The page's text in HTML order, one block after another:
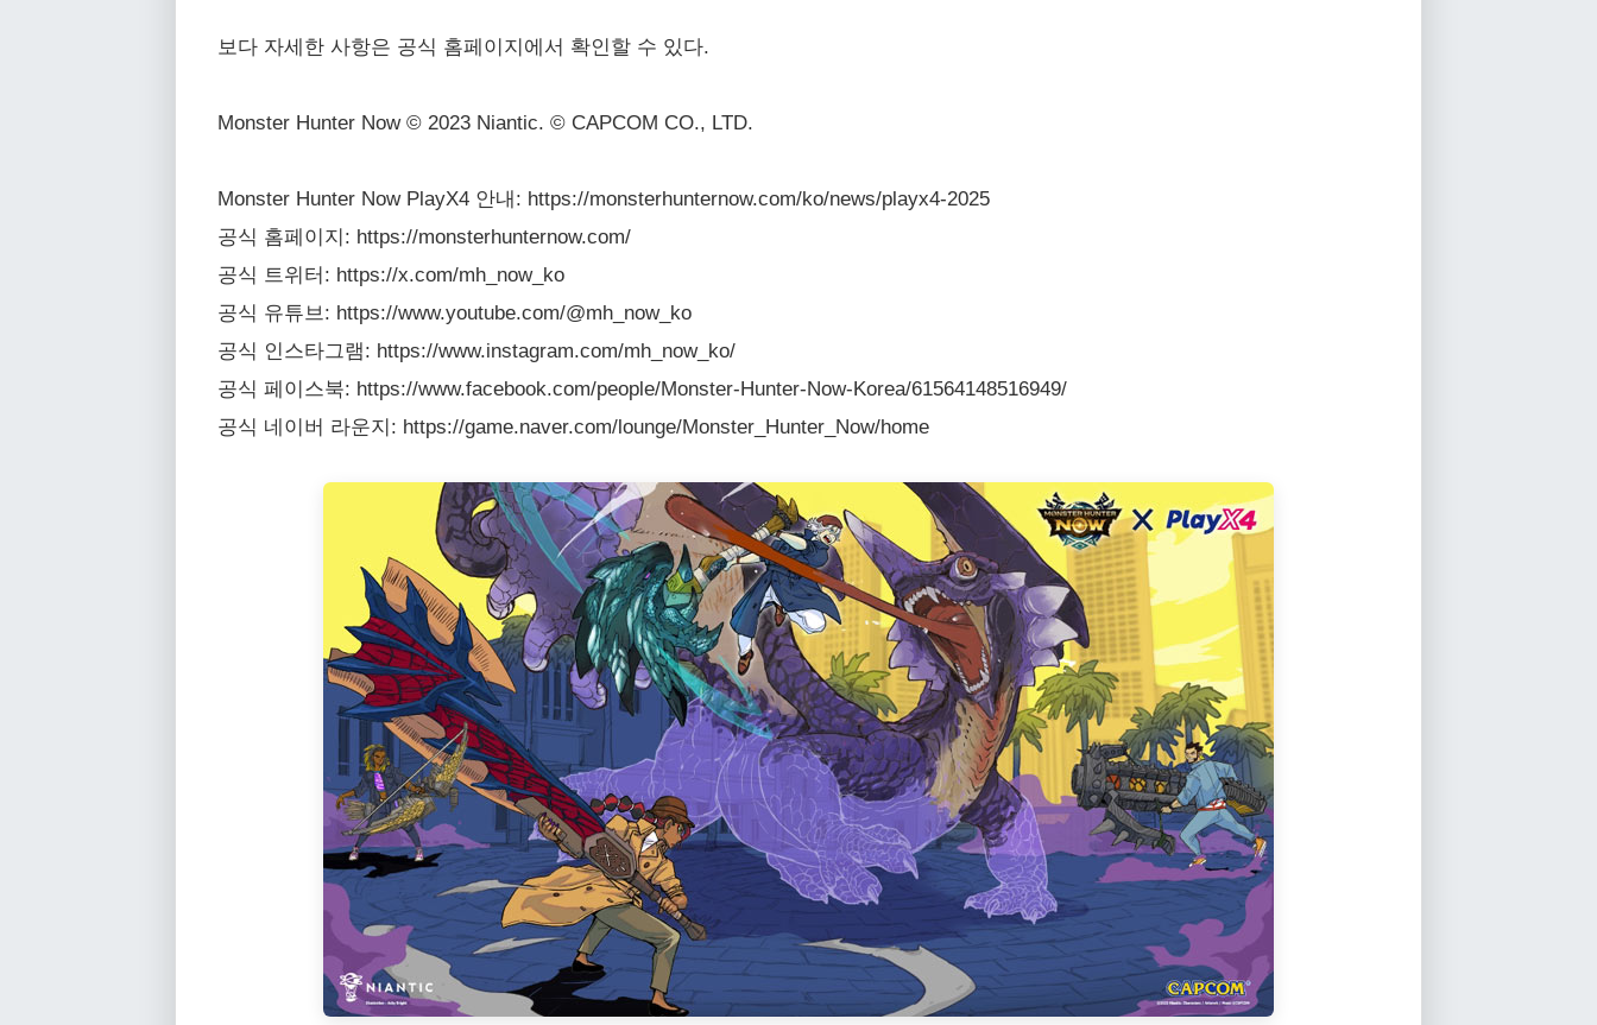
보다 자세한 사항은 공식 홈페이지에서 확인할 수 있다.
Monster Hunter Now © 2023 Niantic. © CAPCOM CO., LTD.
Monster Hunter Now PlayX4 안내: https://monsterhunternow.com/ko/news/playx4-2025
공식 홈페이지: https://monsterhunternow.com/
공식 트위터: https://x.com/mh_now_ko
공식 유튜브: https://www.youtube.com/@mh_now_ko
공식 인스타그램: https://www.instagram.com/mh_now_ko/
공식 페이스북: https://www.facebook.com/people/Monster-Hunter-Now-Korea/61564148516949/
공식 네이버 라운지: https://game.naver.com/lounge/Monster_Hunter_Now/home